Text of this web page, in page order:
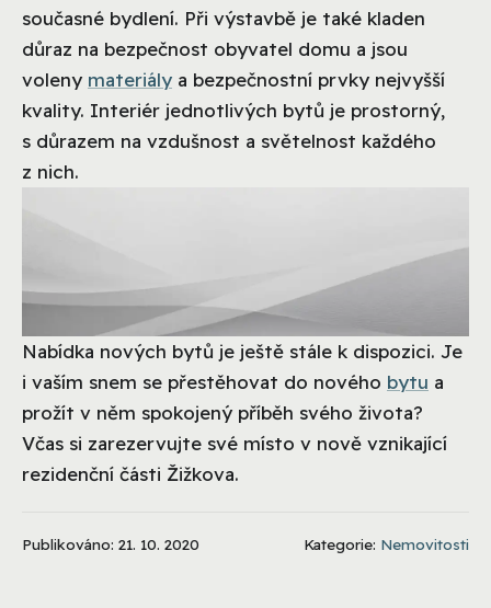
současné bydlení. Při výstavbě je také kladen
důraz na bezpečnost obyvatel domu a jsou
voleny materiály a bezpečnostní prvky nejvyšší
kvality. Interiér jednotlivých bytů je prostorný,
s důrazem na vzdušnost a světelnost každého
z nich.
Nabídka nových bytů je ještě stále k dispozici. Je
i vaším snem se přestěhovat do nového bytu a
prožít v něm spokojený příběh svého života?
Včas si zarezervujte své místo v nově vznikající
rezidenční části Žižkova.
Publikováno: 21. 10. 2020 Kategorie: Nemovitosti